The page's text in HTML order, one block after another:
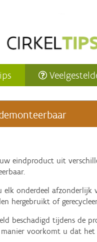
eindproduct uit
elk onderdeel afzonderlijk
hergebruikt of
beschadigd tijdens de
manier voorkomt u dat